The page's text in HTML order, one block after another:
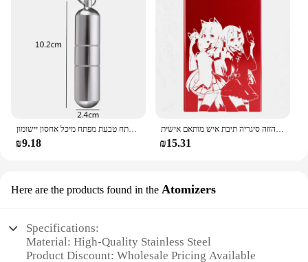
₪9.18 ₪15.31
Here are the products found in the Atomizers
Specifications:
Material: High-Quality Stainless Steel
Product Discount: Wholesale Pricing Available